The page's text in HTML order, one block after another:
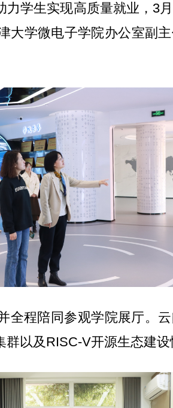
学生实现高质量就业，3
大学微电子学院办公室副
全程陪同参观学院展厅。
以及RISC-V开源生态建设